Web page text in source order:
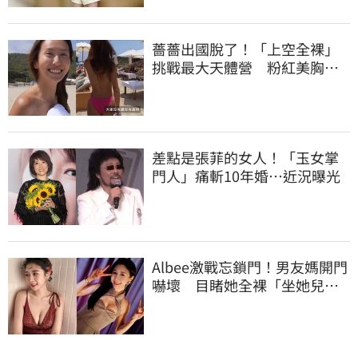
薔薔出國脫了！「上空全裸」
挑戰最大天體營 粉紅美胸被
差點是張菲的女人！「玉女掌
門人」痛斬10年婚…近況曝光
Albee激戰忘鎖門！男友媽開門
嚇壞 目睹她全裸「坐她兒子